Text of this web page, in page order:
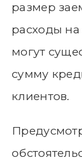
размер
расходы на
могут
сумму
клиентов.